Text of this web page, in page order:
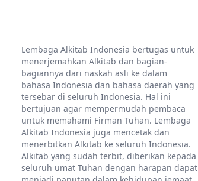
Lembaga Alkitab Indonesia bertugas untuk
menerjemahkan Alkitab dan bagian-
bagiannya dari naskah asli ke dalam
bahasa Indonesia dan bahasa daerah yang
tersebar di seluruh Indonesia. Hal ini
bertujuan agar mempermudah pembaca
untuk memahami Firman Tuhan. Lembaga
Alkitab Indonesia juga mencetak dan
menerbitkan Alkitab ke seluruh Indonesia.
Alkitab yang sudah terbit, diberikan kepada
seluruh umat Tuhan dengan harapan dapat